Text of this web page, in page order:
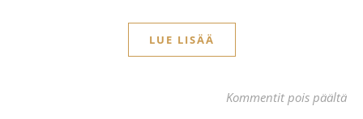
LUE LISÄÄ
Kommentit pois päältä